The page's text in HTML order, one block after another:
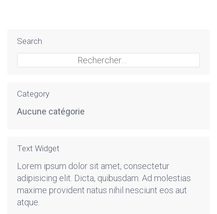
Search
Category
Aucune catégorie
Text Widget
Lorem ipsum dolor sit amet, consectetur
adipisicing elit. Dicta, quibusdam. Ad molestias
maxime provident natus nihil nesciunt eos aut
atque.